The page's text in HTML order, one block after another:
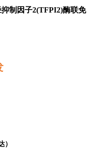
制因子2(TFPI2)酶联免